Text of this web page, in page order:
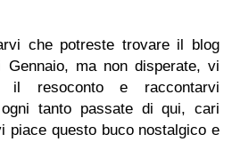
che potreste trovare il blog
Gennaio, ma non disperate, vi
resoconto e raccontarvi
tanto passate di qui, cari
piace questo buco nostalgico e